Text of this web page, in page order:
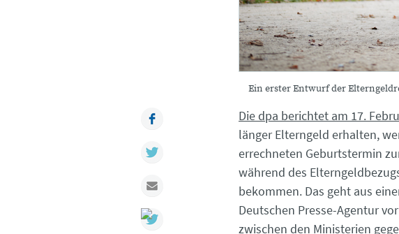
Ein erster Entwurf der
Die dpa berichtet am 17.
länger Elterngeld erhalten,
errechneten Geburtstermin
während des
bekommen. Das geht aus
Deutschen Presse-Agentur
zwischen den Ministerien